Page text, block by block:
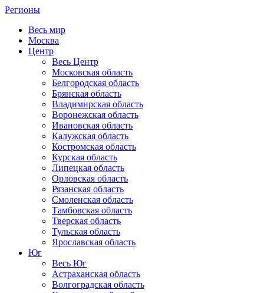
Регионы
Весь мир
Москва
Центр
Весь Центр
Московская область
Белгородская область
Брянская область
Владимирская область
Воронежская область
Ивановская область
Калужская область
Костромская область
Курская область
Липецкая область
Орловская область
Рязанская область
Смоленская область
Тамбовская область
Тверская область
Тульская область
Ярославская область
Юг
Весь Юг
Астраханская область
Волгоградская область